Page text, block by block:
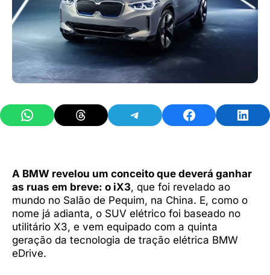
Share on WhatsAppShare on ThreadsShare on TelegramShare on Facebook
A BMW revelou um conceito que deverá ganhar
as ruas em breve: o iX3, que foi revelado ao
mundo no Salão de Pequim, na China. E, como o
nome já adianta, o SUV elétrico foi baseado no
utilitário X3, e vem equipado com a quinta
geração da tecnologia de tração elétrica BMW
eDrive.